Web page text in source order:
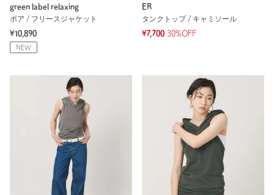
green label relaxing
ボア / フリースジャケット
¥10,890
NEW
ER
タンクトップ / キャミソール
¥7,700 30%OFF